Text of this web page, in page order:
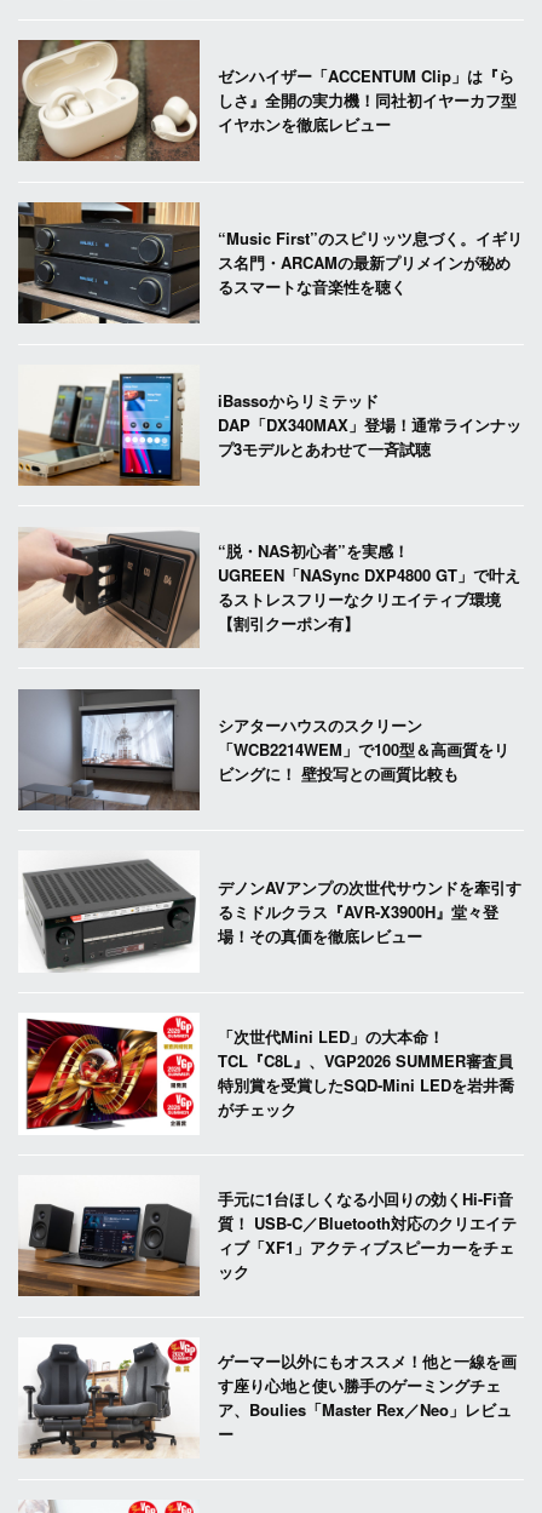
ゼンハイザー「ACCENTUM Clip」は『ら
しさ』全開の実力機！同社初イヤーカフ型
イヤホンを徹底レビュー
“Music First”のスピリッツ息づく。イギリ
ス名門・ARCAMの最新プリメインが秘め
るスマートな音楽性を聴く
iBassoからリミテッド
DAP「DX340MAX」登場！通常ラインナッ
プ3モデルとあわせて一斉試聴
“脱・NAS初心者”を実感！
UGREEN「NASync DXP4800 GT」で叶え
るストレスフリーなクリエイティブ環境
【割引クーポン有】
シアターハウスのスクリーン
「WCB2214WEM」で100型＆高画質をリ
ビングに！ 壁投写との画質比較も
デノンAVアンプの次世代サウンドを牽引す
るミドルクラス『AVR-X3900H』堂々登
場！その真価を徹底レビュー
「次世代Mini LED」の大本命！
TCL『C8L』、VGP2026 SUMMER審査員
特別賞を受賞したSQD-Mini LEDを岩井喬
がチェック
手元に1台ほしくなる小回りの効くHi-Fi音
質！ USB-C／Bluetooth対応のクリエイテ
ィブ「XF1」アクティブスピーカーをチェ
ック
ゲーマー以外にもオススメ！他と一線を画
す座り心地と使い勝手のゲーミングチェ
ア、Boulies「Master Rex／Neo」レビュ
ー